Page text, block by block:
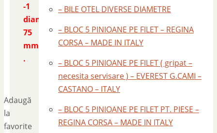
-1
diametrul
75
mm
.
Adaugă
la
favorite
– BILE OTEL DIVERSE DIAMETRE
– BLOC 5 PINIOANE PE FILET – REGINA
CORSA – MADE IN ITALY
– BLOC 5 PINIOANE PE FILET ( gripat –
necesita servisare ) – EVEREST G.CAMI –
CASTANO – ITALY
– BLOC 5 PINIOANE PE FILET PT. PIESE –
REGINA CORSA – MADE IN ITALY